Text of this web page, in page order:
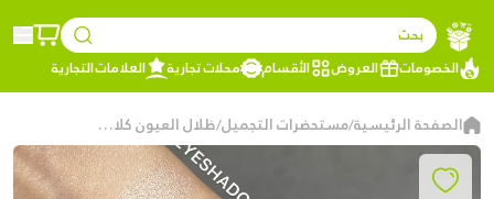
بحث
الخصومات
العروض الأقسام محلات تجارية العلامات التجارية
الصفحة الرئيسية/مستحضرات التجميل/ ظلال العيون كلاريسا 12 ROSE GOLD